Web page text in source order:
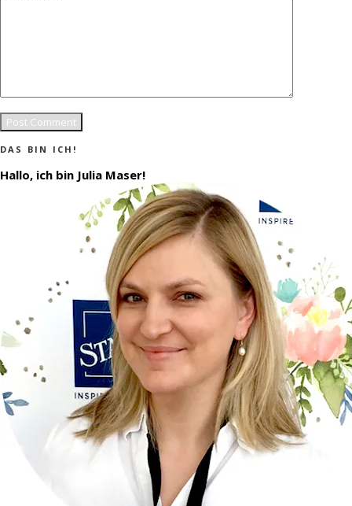
DAS BIN ICH!
Hallo, ich bin Julia Maser!